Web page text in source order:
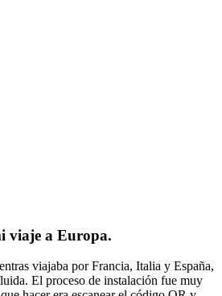
viaje a Europa.
viajaba por Francia, Italia y España,
El proceso de instalación fue muy